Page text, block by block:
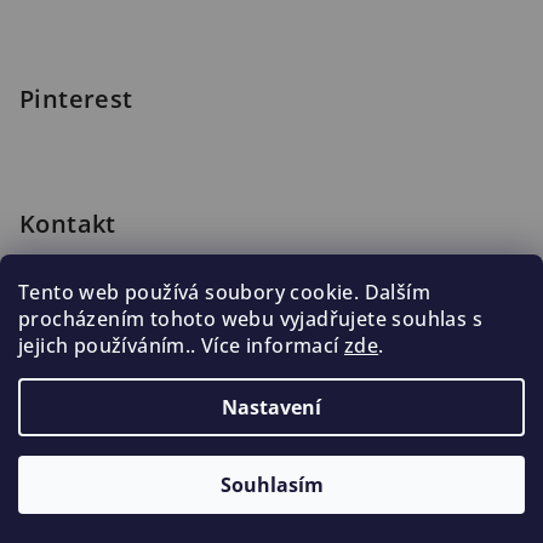
Tento web používá soubory cookie. Dalším
procházením tohoto webu vyjadřujete souhlas s
jejich používáním.. Více informacízde.
Nastavení
Souhlasím
Pinterest
Kontakt
222 316 990
776 019 998, 602 537 625
Vytvořil Shoptet